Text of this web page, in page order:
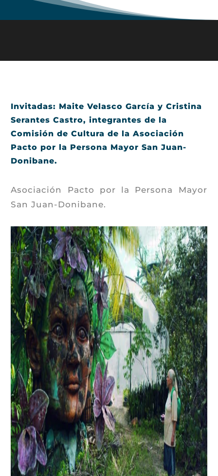
Invitadas: Maite Velasco García y Cristina
Serantes Castro, integrantes de la
Comisión de Cultura de la Asociación
Pacto por la Persona Mayor San Juan-
Donibane.
Asociación Pacto por la Persona Mayor
San Juan-Donibane.